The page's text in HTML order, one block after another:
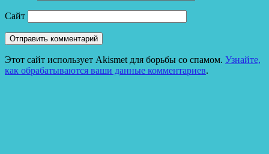
Сайт
Этот сайт использует Akismet для борьбы со спамом. Узнайте,
как обрабатываются ваши данные комментариев.